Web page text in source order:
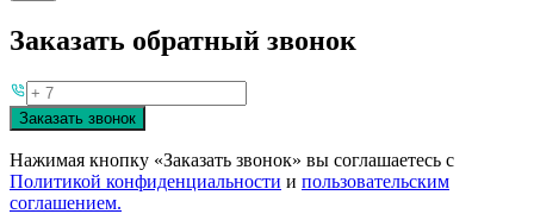
Заказать обратный звонок
Заказать звонок
Нажимая кнопку «Заказать звонок» вы соглашаетесь с
Политикой конфиденциальности и пользовательским
соглашением.